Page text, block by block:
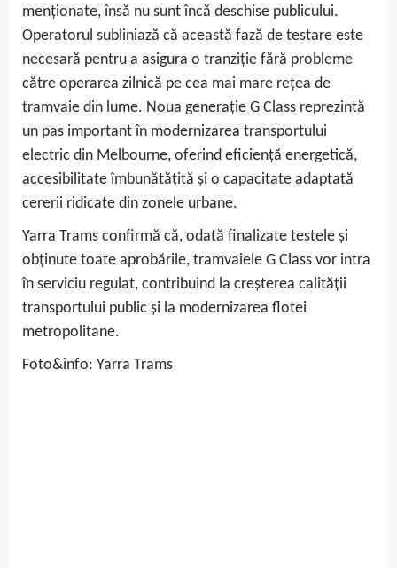
menționate, însă nu sunt încă deschise publicului.
Operatorul subliniază că această fază de testare este
necesară pentru a asigura o tranziție fără probleme
către operarea zilnică pe cea mai mare rețea de
tramvaie din lume. Noua generație G Class reprezintă
un pas important în modernizarea transportului
electric din Melbourne, oferind eficiență energetică,
accesibilitate îmbunătățită și o capacitate adaptată
cererii ridicate din zonele urbane.
Yarra Trams confirmă că, odată finalizate testele și
obținute toate aprobările, tramvaiele G Class vor intra
în serviciu regulat, contribuind la creșterea calității
transportului public și la modernizarea flotei
metropolitane.
Foto&info: Yarra Trams